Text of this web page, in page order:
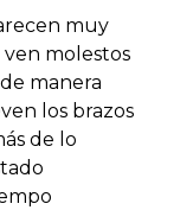
muy
ven molestos
manera
los brazos
de lo